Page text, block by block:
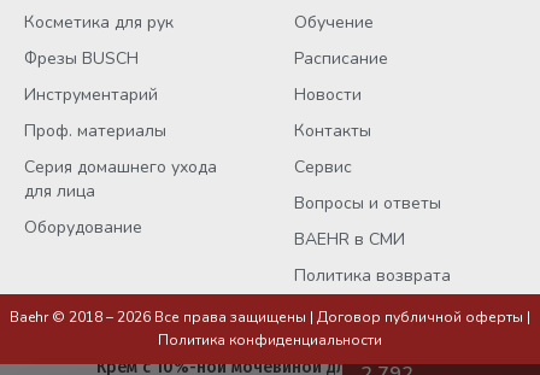
Косметика для рук
Фрезы BUSCH
Инструментарий
Проф. материалы
Серия домашнего ухода
для лица
Оборудование
Обучение
Расписание
Новости
Контакты
Сервис
Вопросы и ответы
BAEHR в СМИ
Политика возврата
Baehr © 2018 – 2026 Все права защищены | Договор публичной оферты |
Политика конфиденциальности
Крем с 10%-ной мочевиной для